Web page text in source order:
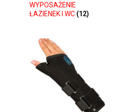
WYPOSAŻENIE
ŁAZIENEK I WC (12)